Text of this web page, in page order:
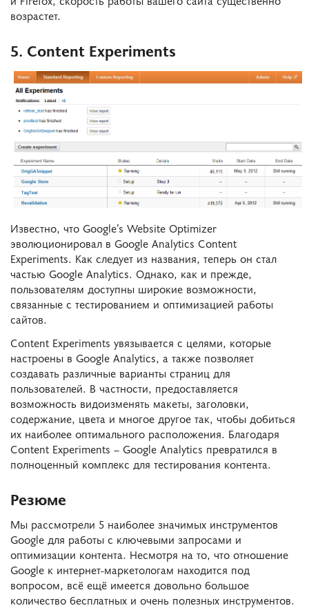
возрастет.
5. Content Experiments
Известно, что Google’s Website Optimizer
эволюционировал в Google Analytics Content
Experiments. Как следует из названия, теперь он стал
частью Google Analytics. Однако, как и прежде,
пользователям доступны широкие возможности,
связанные с тестированием и оптимизацией работы
сайтов.
Content Experiments увязывается с целями, которые
настроены в Google Analytics, а также позволяет
создавать различные варианты страниц для
пользователей. В частности, предоставляется
возможность видоизменять макеты, заголовки,
содержание, цвета и многое другое так, чтобы добиться
их наиболее оптимального расположения. Благодаря
Content Experiments – Google Analytics превратился в
полноценный комплекс для тестирования контента.
Резюме
Мы рассмотрели 5 наиболее значимых инструментов
Google для работы с ключевыми запросами и
оптимизации контента. Несмотря на то, что отношение
Google к интернет-маркетологам находится под
вопросом, всё ещё имеется довольно большое
количество бесплатных и очень полезных инструментов.